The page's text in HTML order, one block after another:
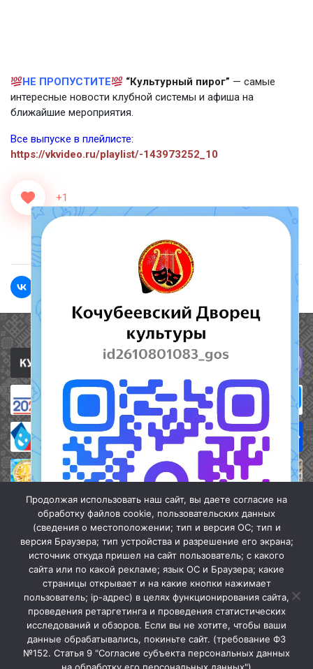
Мы в МАХ
НЕ ПРОПУСТИТЕ “Культурный пирог” — самые
интересные новости клубной системы и афиша на
ближайшие мероприятия.
Все выпуске в плейлисте:
https://vkvideo.ru/playlist/-143973252_10
+1
Полезные ссылки
«Кочубеевская централизованная клубная система» © 2026
Продолжая использовать наш сайт, вы даете согласие на
обработку файлов cookie, пользовательских данных
(сведения о местоположении; тип и версия ОС; тип и
версия Браузера; тип устройства и разрешение его экрана;
источник откуда пришел на сайт пользователь; с какого
сайта или по какой рекламе; язык ОС и Браузера; какие
страницы открывает и на какие кнопки нажимает
пользователь; ip-адрес) в целях функционирования сайта,
проведения ретаргетинга и проведения статистических
исследований и обзоров. Если вы не хотите, чтобы ваши
данные обрабатывались, покиньте сайт. (требование ФЗ
№152. Статья 9 "Согласие субъекта персональных данных